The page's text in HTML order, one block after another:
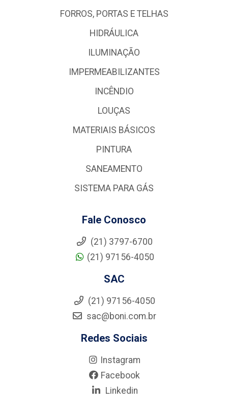
FORROS, PORTAS E TELHAS
HIDRÁULICA
ILUMINAÇÃO
IMPERMEABILIZANTES
INCÊNDIO
LOUÇAS
MATERIAIS BÁSICOS
PINTURA
SANEAMENTO
SISTEMA PARA GÁS
Fale Conosco
(21) 3797-6700
(21) 97156-4050
SAC
(21) 97156-4050
sac@boni.com.br
Redes Sociais
Instagram
Facebook
Linkedin